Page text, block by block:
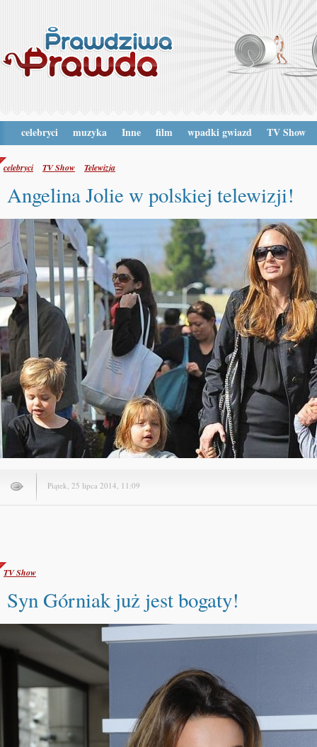
celebryci muzyka Inne film wpadki gwiazd TV Show
celebryci TV Show Telewizja
Angelina Jolie w polskiej telewizji!
Piątek, 25 lipca 2014, 11:09
TV Show
Syn Górniak już jest bogaty!